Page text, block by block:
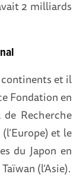
2 milliards
et il
Fondation en
Recherche
et le
du Japon en
(l’Asie).